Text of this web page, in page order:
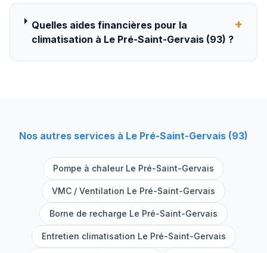
Quelles aides financières pour la
climatisation à Le Pré-Saint-Gervais (93) ?
+
Nos autres services à Le Pré-Saint-Gervais (93)
Pompe à chaleur Le Pré-Saint-Gervais
VMC / Ventilation Le Pré-Saint-Gervais
Borne de recharge Le Pré-Saint-Gervais
Entretien climatisation Le Pré-Saint-Gervais